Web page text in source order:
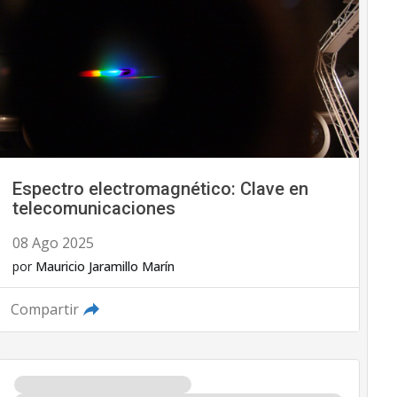
Espectro electromagnético: Clave en
telecomunicaciones
08 Ago 2025
por Mauricio Jaramillo Marín
Compartir